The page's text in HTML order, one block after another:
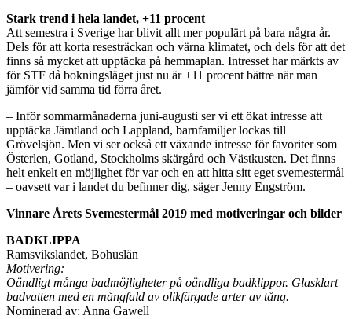
Stark trend i hela landet, +11 procent
Att semestra i Sverige har blivit allt mer populärt på bara några år.
Dels för att korta resesträckan och värna klimatet, och dels för att det
finns så mycket att upptäcka på hemmaplan. Intresset har märkts av
för STF då bokningsläget just nu är +11 procent bättre när man
jämför vid samma tid förra året.
– Inför sommarmånaderna juni-augusti ser vi ett ökat intresse att
upptäcka Jämtland och Lappland, barnfamiljer lockas till
Grövelsjön. Men vi ser också ett växande intresse för favoriter som
Österlen, Gotland, Stockholms skärgård och Västkusten. Det finns
helt enkelt en möjlighet för var och en att hitta sitt eget svemestermål
– oavsett var i landet du befinner dig, säger Jenny Engström.
Vinnare Årets Svemestermål 2019 med motiveringar och bilder
BADKLIPPA
Ramsvikslandet, Bohuslän
Motivering:
Oändligt många badmöjligheter på oändliga badklippor. Glasklart
badvatten med en mångfald av olikfärgade arter av tång.
Nominerad av: Anna Gawell